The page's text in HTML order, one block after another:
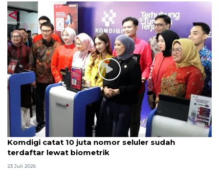
Komdigi catat 10 juta nomor seluler sudah
terdaftar lewat biometrik
23 Juli 2026